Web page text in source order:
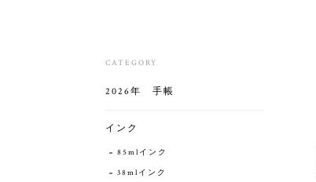
CATEGORY
2026年 手帳
インク
85mlインク
38mlインク